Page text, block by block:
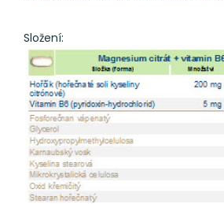
Složení: